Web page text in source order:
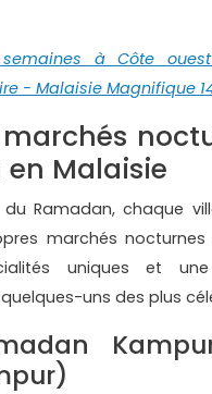
à Côte
- Malaisie Magnifique
Malaisie
Ramadan, chaque
marchés nocturnes
uniques et une
uns des plus